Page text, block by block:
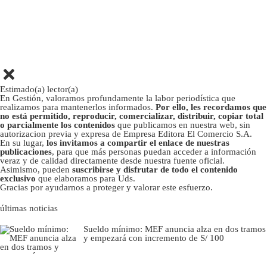
Estimado(a) lector(a)
En Gestión, valoramos profundamente la labor periodística que
realizamos para mantenerlos informados. Por ello, les recordamos que
no está permitido, reproducir, comercializar, distribuir, copiar total
o parcialmente los contenidos que publicamos en nuestra web, sin
autorizacion previa y expresa de Empresa Editora El Comercio S.A.
En su lugar, los invitamos a compartir el enlace de nuestras
publicaciones, para que más personas puedan acceder a información
veraz y de calidad directamente desde nuestra fuente oficial.
Asimismo, pueden suscribirse y disfrutar de todo el contenido
exclusivo que elaboramos para Uds.
Gracias por ayudarnos a proteger y valorar este esfuerzo.
últimas noticias
Sueldo mínimo: MEF anuncia alza en dos tramos
y empezará con incremento de S/ 100